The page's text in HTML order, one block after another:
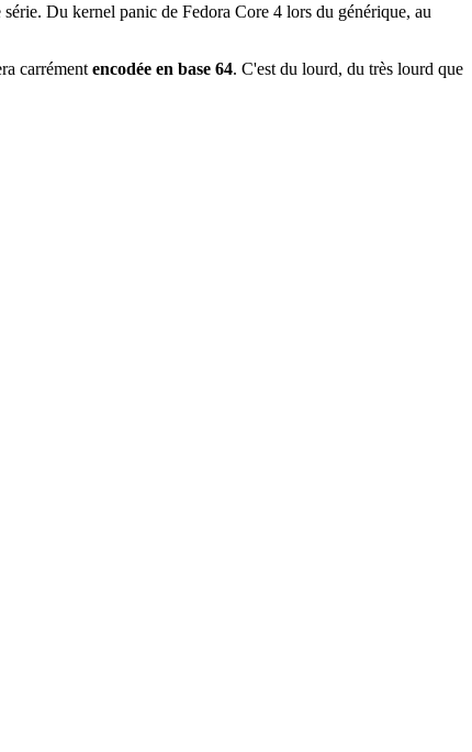
Du kernel panic de Fedora Core 4 lors du générique, au
carrément encodée en base 64. C'est du lourd, du très lourd que